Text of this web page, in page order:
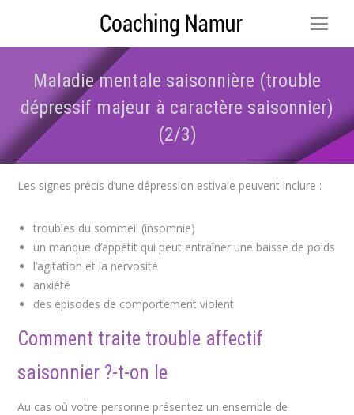
Maladie mentale saisonnière (trouble
dépressif majeur à caractère saisonnier)
(2/3)
Les signes précis d’une dépression estivale peuvent inclure :
troubles du sommeil (insomnie)
un manque d’appétit qui peut entraîner une baisse de poids
l’agitation et la nervosité
anxiété
des épisodes de comportement violent
Comment traite trouble affectif
saisonnier ?-t-on le
Au cas où votre personne présentez un ensemble de